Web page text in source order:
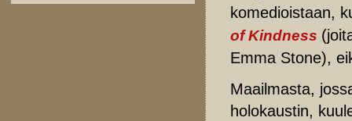
komedioistaan,
of Kindness
Emma Stone),
Maailmasta,
holokaustin,